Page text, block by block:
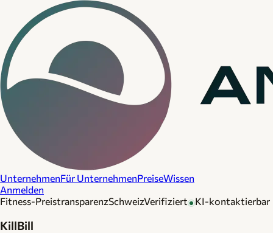
UnternehmenFür UnternehmenPreiseWissen
Anmelden
Fitness-PreistransparenzSchweizVerifiziert KI-kontaktierbar
KillBill